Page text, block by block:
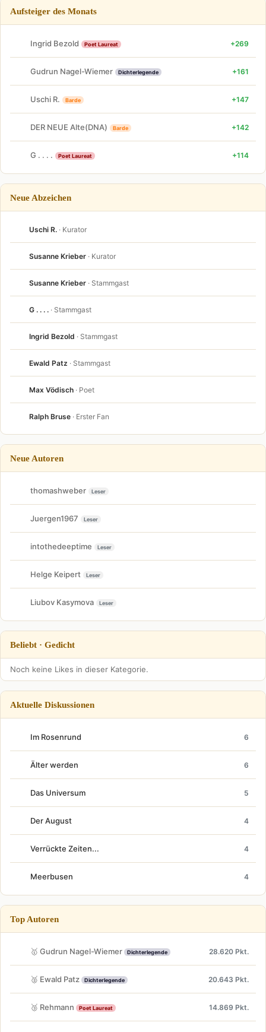
Aufsteiger des Monats
Ingrid Bezold Poet Laureat +269
Gudrun Nagel-Wiemer Dichterlegende +161
Uschi R. Barde +147
DER NEUE Alte(DNA) Barde +142
G . . . . Poet Laureat +114
Neue Abzeichen
Uschi R. · Kurator
Susanne Krieber · Kurator
Susanne Krieber · Stammgast
G . . . . · Stammgast
Ingrid Bezold · Stammgast
Ewald Patz · Stammgast
Max Vödisch · Poet
Ralph Bruse · Erster Fan
Neue Autoren
thomashweber Leser
Juergen1967 Leser
intothedeeptime Leser
Helge Keipert Leser
Liubov Kasymova Leser
Beliebt · Gedicht
Noch keine Likes in dieser Kategorie.
Aktuelle Diskussionen
Im Rosenrund 6
Älter werden 6
Das Universum 5
Der August 4
Verrückte Zeiten... 4
Meerbusen 4
Top Autoren
🥇 Gudrun Nagel-Wiemer Dichterlegende 28.620 Pkt.
🥈 Ewald Patz Dichterlegende 20.643 Pkt.
🥉 Rehmann Poet Laureat 14.869 Pkt.